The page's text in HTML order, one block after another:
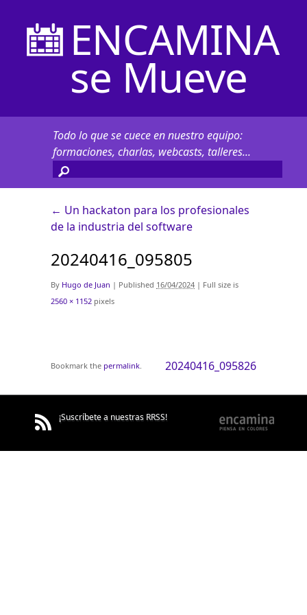
ENCAMINA
se Mueve
Todo lo que se cuece en nuestro equipo:
formaciones, charlas, webcasts, talleres...
← Un hackaton para los profesionales
de la industria del software
20240416_095805
By Hugo de Juan | Published 16/04/2024 | Full size is
2560 × 1152 pixels
20240416_095826
Bookmark the permalink.
¡Suscríbete a nuestras RRSS!